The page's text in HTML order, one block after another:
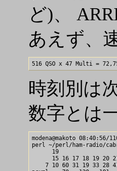
ど)、
あえず、
時刻別は
数字とは
modena@makoto
perl ~/perl/ham-radio/
19
15 16 17 18 19 20
7 10 60 31 19 33 28